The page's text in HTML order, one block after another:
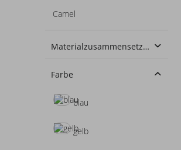
Camel
Materialzusammensetzung
100% Baumwolle
Farbe
blau
gelb